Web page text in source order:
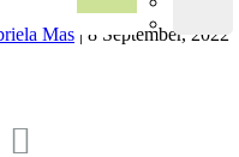
Gabriela Mas |8 September,